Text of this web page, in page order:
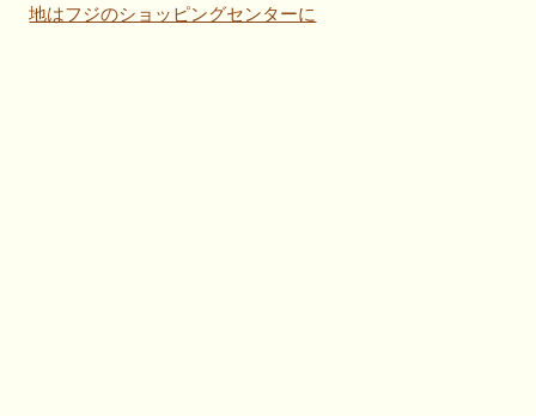
地はフジのショッピングセンターに